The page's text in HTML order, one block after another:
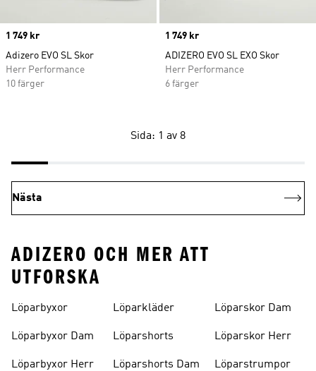
Price
1 749 kr
Adizero EVO SL Skor
Herr Performance
10 färger
Price
1 749 kr
ADIZERO EVO SL EXO Skor
Herr Performance
6 färger
Sida: 1 av 8
Nästa
ADIZERO OCH MER ATT
UTFORSKA
Löparbyxor
Löparbyxor Dam
Löparbyxor Herr
Löparkläder
Löparshorts
Löparshorts Dam
Löparskor Dam
Löparskor Herr
Löparstrumpor